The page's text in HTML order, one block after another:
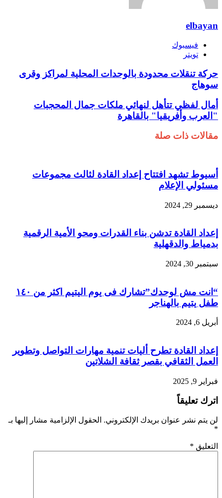
elbayan
فيسبوك
تويتر
حركة تنقلات محدودة بالوحدات المحلية لمراكز وقرى
سوهاج
أمال لفظي تتأهل لنهائي ملكات جمال المحجبات
"العرب وأفريقيا" بالقاهرة
مقالات ذات صلة
أسيوط تشهد افتتاح إعداد القادة لثالث مجموعات
مسئولي الإعلام
ديسمبر 29, 2024
إعداد القادة تدشن بناء القدرات ومحو الأمية الرقمية
بدمياط والدقهلية
سبتمبر 30, 2024
“انت مش لوحدك”تشارك فى يوم اليتيم اكثر من ١٤٠
طفل يتيم بالهناجر
أبريل 6, 2024
إعداد القادة تطرح أليات تنمية مهارات التواصل وتطوير
العمل الثقافي بقصر ثقافة الشلاتين
فبراير 9, 2025
اترك تعليقاً
لن يتم نشر عنوان بريدك الإلكتروني. الحقول الإلزامية مشار إليها بـ
*
التعليق *